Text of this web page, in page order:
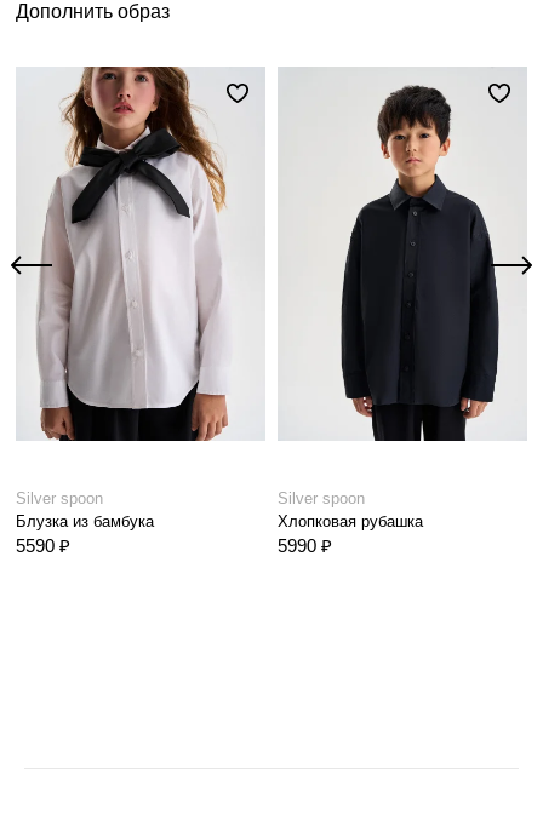
Дополнить образ
Silver spoon
Блузка из бамбука
5590 ₽
Silver spoon
Хлопковая рубашка
5990 ₽